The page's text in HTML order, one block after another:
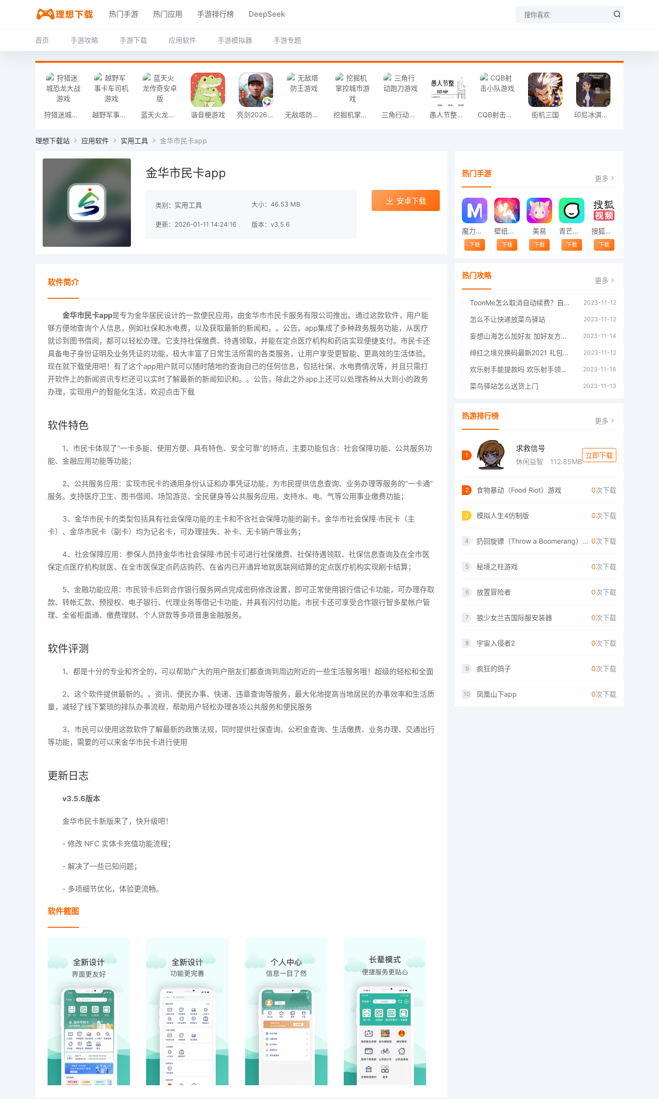
热门手游 热门应用 手游排行榜 DeepSeek
首页 手游攻略 手游下载 应用软件 手游模拟器 手游专题
狩猎迷城恐龙大战游戏 越野军事卡车司机游戏 蓝天火龙传奇安卓版 谐音梗游戏 亮剑2026官方版 无敌塔防王游戏 挖掘机掌控城市游戏 三角行动跑刀游戏 愚人节整同学 CQB射击小队游戏 街机三国 印尼冰淇淋店模拟器
理想下载站 应用软件 实用工具 金华市民卡app
金华市民卡app
类别： 实用工具 大小：46.53 MB
更新：2026-01-11 14:24:16 版本：v3.5.6
安卓下载
软件简介
金华市民卡app是专为金华居民设计的一款便民应用，由金华市市民卡服务有限公司推出。通过这款软件，用户能
够方便地查询个人信息，例如社保和水电费，以及获取最新的新闻和。。公告。app集成了多种政务服务功能，从医疗
就诊到图书借阅，都可以轻松办理。它支持社保缴费、待遇领取，并能在定点医疗机构和药店实现便捷支付。市民卡还
具备电子身份证明及业务凭证的功能，极大丰富了日常生活所需的各类服务，让用户享受更智能、更高效的生活体验。
现在就下载使用吧！有了这个app用户就可以随时随地的查询自己的任何信息，包括社保、水电费情况等，并且只需打
开软件上的新闻资讯专栏还可以实时了解最新的新闻知识和。。公告，除此之外app上还可以处理各种从大到小的政务
办理，实现用户的智能化生活，欢迎点击下载
软件特色
1、市民卡体现了“一卡多能、使用方便、具有特色、安全可靠”的特点，主要功能包含：社会保障功能、公共服务功
能、金融应用功能等功能；
2、公共服务应用：实现市民卡的通用身份认证和办事凭证功能，为市民提供信息查询、业务办理等服务的“一卡通”
服务。支持医疗卫生、图书借阅、场馆游览、全民健身等公共服务应用，支持水、电、气等公用事业缴费功能；
3、金华市民卡的类型包括具有社会保障功能的主卡和不含社会保障功能的副卡。金华市社会保障·市民卡（主
卡）、金华市民卡（副卡）均为记名卡，可办理挂失、补卡、无卡销户等业务；
4、社会保障应用：参保人员持金华市社会保障·市民卡可进行社保缴费、社保待遇领取、社保信息查询及在全市医
保定点医疗机构就医、在全市医保定点药店购药、在省内已开通异地就医联网结算的定点医疗机构实现刷卡结算；
5、金融功能应用：市民领卡后到合作银行服务网点完成密码修改设置，即可正常使用银行借记卡功能，可办理存取
款、转帐汇款、预授权、电子银行、代理业务等借记卡功能，并具有闪付功能。市民卡还可享受合作银行智多星帐户管
理、全省柜面通、缴费理财、个人贷款等多项普惠金融服务。
软件评测
1、都是十分的专业和齐全的，可以帮助广大的用户朋友们都查询到周边附近的一些生活服务哦！超级的轻松和全面
2、这个软件提供最新的。。资讯、便民办事、快递、违章查询等服务，最大化地提高当地居民的办事效率和生活质
量，减轻了线下繁琐的排队办事流程，帮助用户轻松办理各项公共服务和便民服务
3、市民可以使用这款软件了解最新的政策法规，同时提供社保查询、公积金查询、生活缴费、业务办理、交通出行
等功能，需要的可以来金华市民卡进行使用
更新日志
v3.5.6版本
金华市民卡新版来了，快升级吧！
- 修改 NFC 实体卡充值功能流程；
- 解决了一些已知问题；
- 多项细节优化，体验更流畅。
软件截图
热门手游 更多
魔力相册
下载
壁纸精灵
下载
美易
下载
青芒交友软件官方版2021 v1.3
下载
搜狐视频app免费送会员下载安装到手机 v8.8.5
下载
热门攻略 更多
ToonMe怎么取消自动续费？自动续费关闭方法 2023-11-12
怎么不让快递放菜鸟驿站 2023-11-12
妄想山海怎么加好友 加好友方法大全 2023-11-14
绯红之境兑换码最新2021 礼包兑换码大全 2023-11-12
欢乐射手能提款吗 欢乐射手领红包是真的吗 2023-11-16
菜鸟驿站怎么送货上门 2023-11-13
热游排行榜 更多
1
求救信号
休闲益智 112.85MB
立即下载
2 食物暴动（Food Riot）游戏 0次下载
3 模拟人生4仿制版 0次下载
4 扔回旋镖（Throw a Boomerang）手游 0次下载
5 秘境之柱游戏 0次下载
6 放置冒险者 0次下载
7 狼少女兰吉国际服安装器 0次下载
8 宇宙入侵者2 0次下载
9 疯狂的鸽子 0次下载
10 凤凰山下app 0次下载